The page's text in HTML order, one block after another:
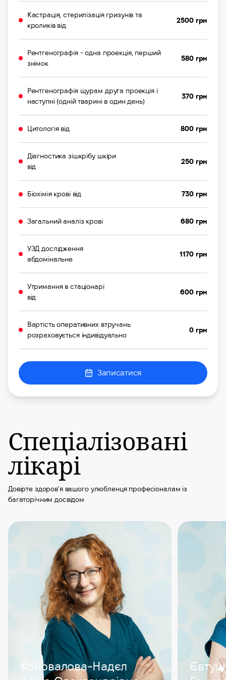
Кастрація, стерилізація гризунів та
кроликів від
2500 грн
Рентгенографія - одна проекція, перший
знімок
580 грн
Рентгенографія щурам друга проекція і
наступні (одній тварині в один день)
370 грн
Цитологія від 800 грн
Діагностика зішкрібу шкіри
від
250 грн
Біохімія крові від 730 грн
Загальний аналіз крові 680 грн
УЗД дослідження
абдомінальне
1170 грн
Утримання в стаціонарі
від
600 грн
Вартість оперативних втручань
розраховується індивідуально
0 грн
Записатися
Спеціалізовані
лікарі
Довірте здоров'я вашого улюбленця професіоналам із
багаторічним досвідом
Коновалова-Надєл